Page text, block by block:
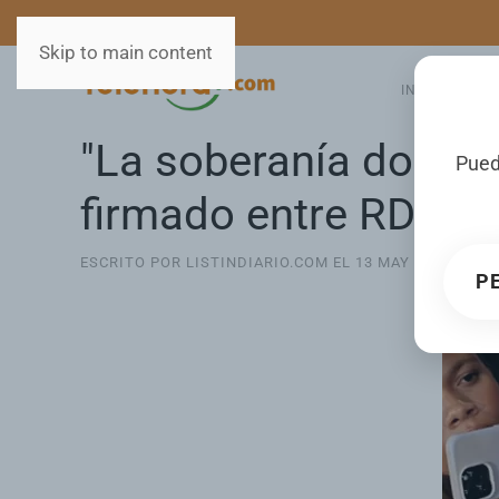
Skip to main content
INICIO
"La soberanía
firmado entre RD y
ESCRITO POR LISTINDIARIO.COM EL 13 MAY 2026